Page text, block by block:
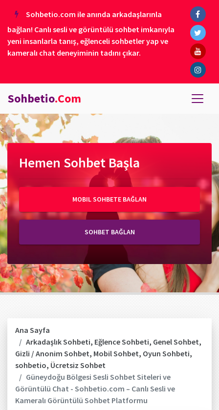
Sohbetio.com ile anında arkadaşlarınla
bağlan! Canlı sesli ve görüntülü sohbet imkanıyla
yeni insanlarla tanış, eğlenceli sohbetler yap ve
kameralı chat deneyiminin tadını çıkar.
Sohbetio.Com
Hemen Sohbet Başla
MOBIL SOHBETE BAĞLAN
SOHBET BAĞLAN
Ana Sayfa
Arkadaşlık Sohbeti, Eğlence Sohbeti, Genel Sohbet,
Gizli / Anonim Sohbet, Mobil Sohbet, Oyun Sohbeti,
sohbetio, Ücretsiz Sohbet
Güneydoğu Bölgesi Sesli Sohbet Siteleri ve
Görüntülü Chat - Sohbetio.com – Canlı Sesli ve
Kameralı Görüntülü Sohbet Platformu